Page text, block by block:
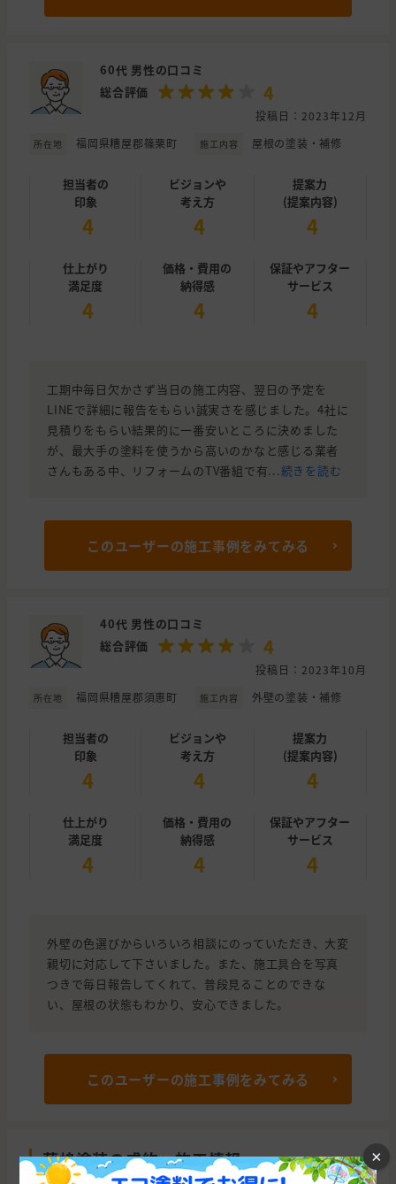
60代 男性の口コミ
総合評価
4
投稿日：2023年12月
所在地 福岡県糟屋郡篠栗町 施工内容 屋根の塗装・補修
担当者の
印象
4
ビジョンや
考え方
4
提案力
(提案内容)
4
仕上がり
満足度
4
価格・費用の
納得感
4
保証やアフター
サービス
4
工期中毎日欠かさず当日の施工内容、翌日の予定を
LINEで詳細に報告をもらい誠実さを感じました。4社に
見積りをもらい結果的に一番安いところに決めました
が、最大手の塗料を使うから高いのかなと感じる業者
さんもある中、リフォームのTV番組で有...続きを読む
このユーザーの施工事例をみてみる
40代 男性の口コミ
総合評価
4
投稿日：2023年10月
所在地 福岡県糟屋郡須惠町 施工内容 外壁の塗装・補修
担当者の
印象
4
ビジョンや
考え方
4
提案力
(提案内容)
4
仕上がり
満足度
4
価格・費用の
納得感
4
保証やアフター
サービス
4
外壁の色選びからいろいろ相談にのっていただき、大変
親切に対応して下さいました。また、施工具合を写真
つきで毎日報告してくれて、普段見ることのできな
い、屋根の状態もわかり、安心できました。
このユーザーの施工事例をみてみる
藤嶋塗装の成約・施工情報 ×